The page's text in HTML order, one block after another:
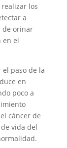
los
a
de orinar
en el
el paso de la
en
poco a
cáncer de
vida del